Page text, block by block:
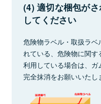
(4) 適切な梱包が
してください
危険物ラベル・取扱ラベ
れている、危険物に関
利用している場合は、ガ
完全抹消をお願いいたし